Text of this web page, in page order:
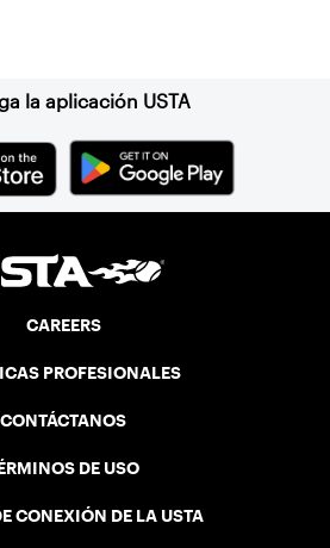
la aplicación USTA
CAREERS
PROFESIONALES
CONTÁCTANOS
DE USO
CONEXIÓN DE LA USTA